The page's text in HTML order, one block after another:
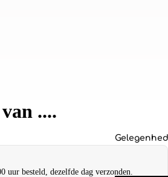
....
uur besteld, dezelfde dag verzonden.